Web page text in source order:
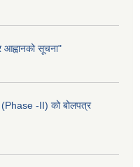
आह्वानको सूचना"
(Phase -II) को बोलपत्र